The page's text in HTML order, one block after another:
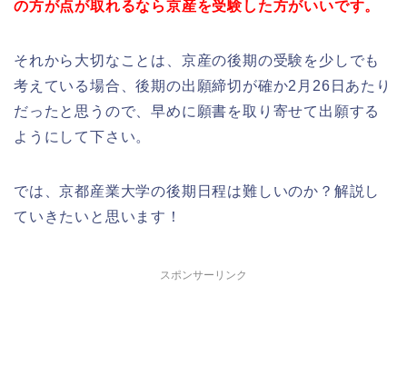
の方が点が取れるなら京産を受験した方がいいです。
それから大切なことは、京産の後期の受験を少しでも
考えている場合、後期の出願締切が確か2月26日あたり
だったと思うので、早めに願書を取り寄せて出願する
ようにして下さい。
では、京都産業大学の後期日程は難しいのか？解説し
ていきたいと思います！
スポンサーリンク